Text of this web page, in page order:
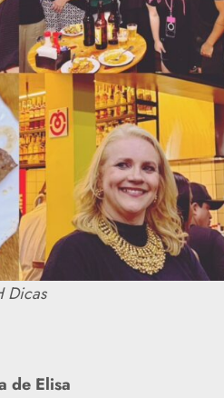
Dicas
de Elisa